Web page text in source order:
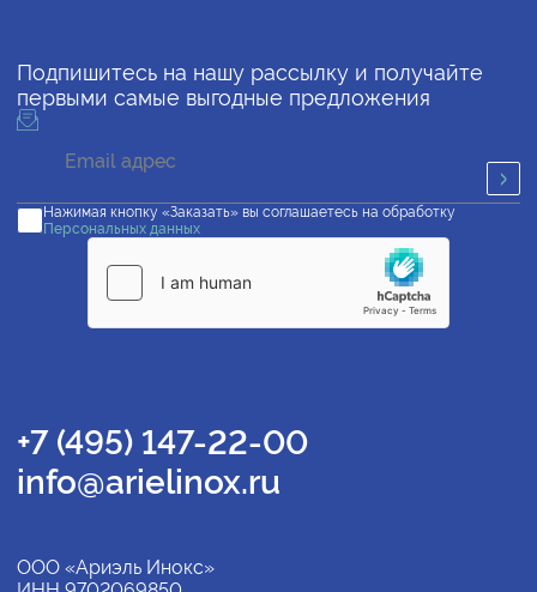
Подпишитесь на нашу рассылку и получайте
первыми самые выгодные предложения
Нажимая кнопку «Заказать» вы соглашаетесь на обработку
Персональных данных
+7 (495) 147-22-00
info@arielinox.ru
ООО «Ариэль Инокс»